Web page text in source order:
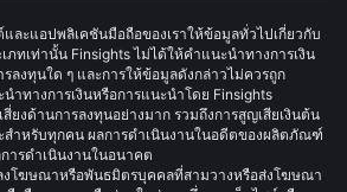
และแอปพลิเคชันมือถือของเราให้ข้อมูลทั่วไปเกี่ยวกับ
ทเท่านั้น Finsights ไม่ได้ให้คำแนะนำทางการเงิน
งทุนใด ๆ และการให้ข้อมูลดังกล่าวไม่ควรถูก
ำทางการเงินหรือการแนะนำโดย Finsights
งด้านการลงทุนอย่างมาก รวมถึงการสูญเสียเงินต้น
สำหรับทุกคน ผลการดำเนินงานในอดีตของผลิตภัณฑ์
ารดำเนินงานในอนาคต
งโฆษณาหรือพันธมิตรบุคคลที่สามวางหรือส่งโฆษณา